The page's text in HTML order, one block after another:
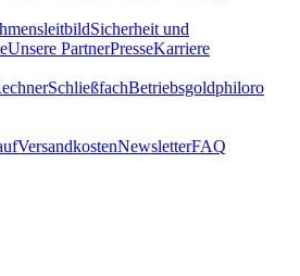
Sicherheit und
Unsere PartnerPresseKarriere
SchließfachBetriebsgoldphiloro
VersandkostenNewsletterFAQ